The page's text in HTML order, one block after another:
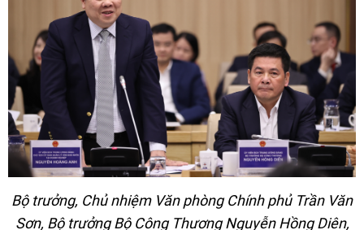
Bộ trưởng, Chủ nhiệm Văn phòng Chính phủ Trần Văn
Sơn, Bộ trưởng Bộ Công Thương Nguyễn Hồng Diên,